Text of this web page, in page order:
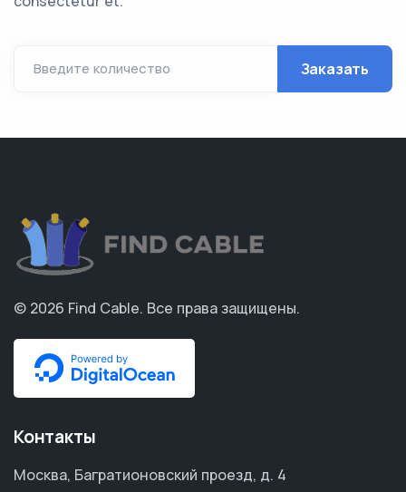
Введите количество Заказать
© 2026 Find Cable. Все права защищены.
Контакты
Москва, Багратионовский проезд, д. 4